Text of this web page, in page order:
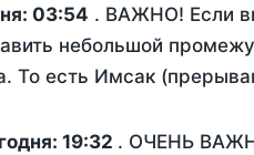
03:54 . ВАЖНО! Если
небольшой
есть Имсак
19:32 . ОЧЕНЬ